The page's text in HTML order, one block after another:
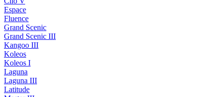
Espace
Fluence
Grand Scenic
Grand Scenic III
Kangoo III
Koleos
Koleos I
Laguna
Laguna III
Latitude